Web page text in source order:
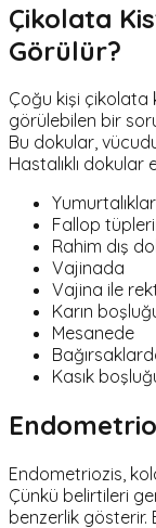
Çikolata
Görülür?
Çoğu kişi çikolata
görülebilen bir
Bu dokular,
Hastalıklı dokular
Fallop
Rahim dış
Vajinada
Vajina ile
Karın
Mesanede
Kasık
Endometriozis,
Çünkü belirtileri
benzerlik gösterir.